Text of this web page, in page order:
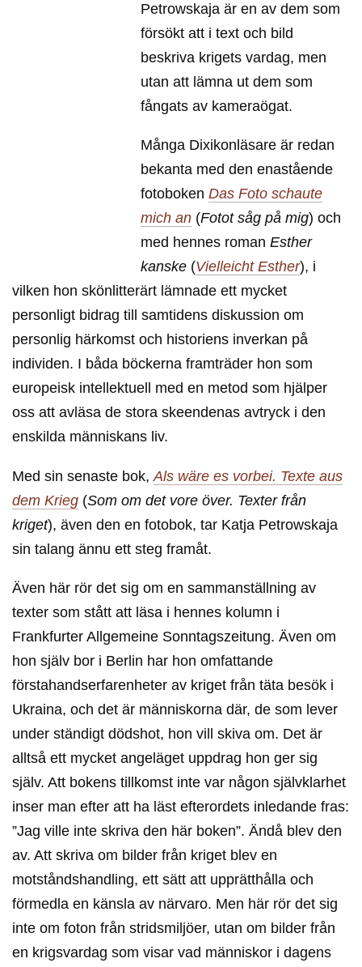
Petrowskaja är en av dem som
försökt att i text och bild
beskriva krigets vardag, men
utan att lämna ut dem som
fångats av kameraögat.
Många Dixikonläsare är redan
bekanta med den enastående
fotoboken Das Foto schaute
mich an(Fotot såg på mig) och
med hennes roman Esther
kanske(Vielleicht Esther), i
vilken hon skönlitterärt lämnade ett mycket
personligt bidrag till samtidens diskussion om
personlig härkomst och historiens inverkan på
individen. I båda böckerna framträder hon som
europeisk intellektuell med en metod som hjälper
oss att avläsa de stora skeendenas avtryck i den
enskilda människans liv.
Med sin senaste bok, Als wäre es vorbei. Texte aus
dem Krieg(Som om det vore över. Texter från
kriget), även den en fotobok, tar Katja Petrowskaja
sin talang ännu ett steg framåt.
Även här rör det sig om en sammanställning av
texter som stått att läsa i hennes kolumn i
Frankfurter Allgemeine Sonntagszeitung. Även om
hon själv bor i Berlin har hon omfattande
förstahandserfarenheter av kriget från täta besök i
Ukraina, och det är människorna där, de som lever
under ständigt dödshot, hon vill skiva om. Det är
alltså ett mycket angeläget uppdrag hon ger sig
själv. Att bokens tillkomst inte var någon självklarhet
inser man efter att ha läst efterordets inledande fras:
”Jag ville inte skriva den här boken”. Ändå blev den
av. Att skriva om bilder från kriget blev en
motståndshandling, ett sätt att upprätthålla och
förmedla en känsla av närvaro. Men här rör det sig
inte om foton från stridsmiljöer, utan om bilder från
en krigsvardag som visar vad människor i dagens